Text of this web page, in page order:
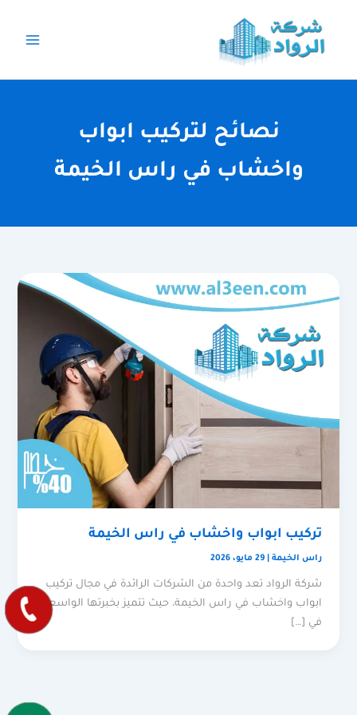
المحتوى
نصائح لتركيب ابواب
واخشاب في راس الخيمة
تركيب ابواب واخشاب في راس الخيمة
راس الخيمة |29 مايو، 2026
شركة الرواد تعد واحدة من الشركات الرائدة في مجال تركيب
ابواب واخشاب في راس الخيمة، حيث تتميز بخبرتها الواسعة
في […]